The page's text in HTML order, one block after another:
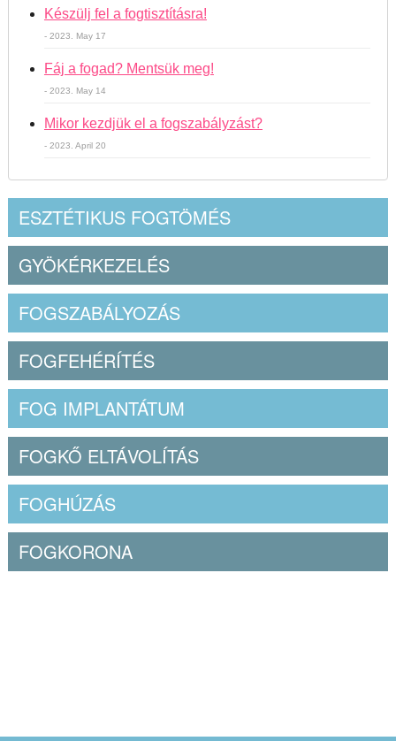
Készülj fel a fogtisztításra!
- 2023. May 17
Fáj a fogad? Mentsük meg!
- 2023. May 14
Mikor kezdjük el a fogszabályzást?
- 2023. April 20
ESZTÉTIKUS FOGTÖMÉS
GYÖKÉRKEZELÉS
FOGSZABÁLYOZÁS
FOGFEHÉRÍTÉS
FOG IMPLANTÁTUM
FOGKŐ ELTÁVOLÍTÁS
FOGHÚZÁS
FOGKORONA